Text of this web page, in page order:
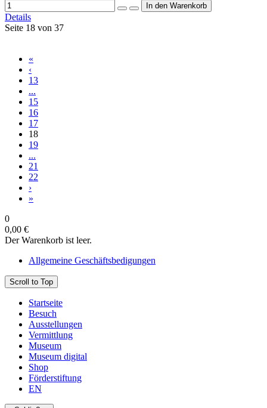
Details
Seite 18 von 37
«
‹
13
...
15
16
17
18
19
...
21
22
›
»
0
0,00 €
Der Warenkorb ist leer.
Allgemeine Geschäftsbedigungen
Scroll to Top
Startseite
Besuch
Ausstellungen
Vermittlung
Museum
Museum digital
Shop
Förderstiftung
EN